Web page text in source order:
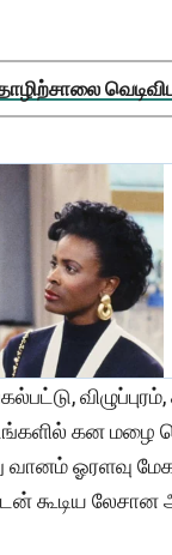
இடங்களில் கன
வானம் ஓரளவு
கூடிய